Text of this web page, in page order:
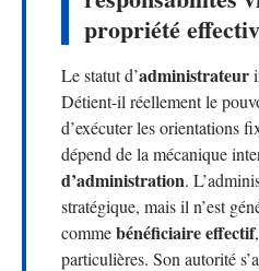
propriété
Le statut d’administrateur
Détient-il réellement le
d’exécuter les orientations
dépend de la mécanique
d’administration.
stratégique, mais il n’est
commebénéficiaire effectif
particulières. Son autorité